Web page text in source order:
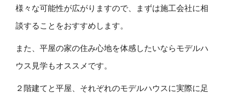
様々な可能性が広がりますので、まずは施工会社に相
談することをおすすめします。
また、平屋の家の住み心地を体感したいならモデルハ
ウス見学もオススメです。
２階建てと平屋、それぞれのモデルハウスに実際に足